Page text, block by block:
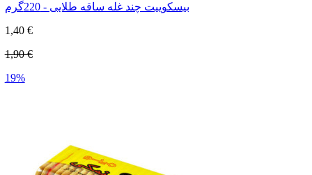
بیسکوییت چند غله ساقه طلایی - 220گرم
1,40 €
1,90 €
19%